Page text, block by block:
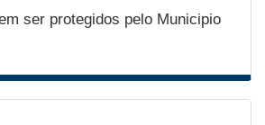
ser protegidos pelo Municipio